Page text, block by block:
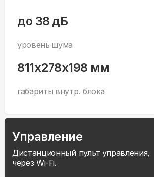
до 38 дБ
уровень шума
811x278x198 мм
габариты внутр. блока
Управление
Дистанционный пульт управления,
через Wi-Fi.